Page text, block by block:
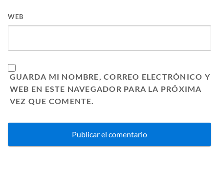
WEB
GUARDA MI NOMBRE, CORREO ELECTRÓNICO Y
WEB EN ESTE NAVEGADOR PARA LA PRÓXIMA
VEZ QUE COMENTE.